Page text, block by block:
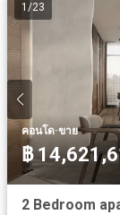
1 /23
คอนโด·ขาย
฿
2 Bedroom